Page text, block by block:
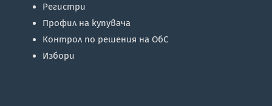
Регистри
Профил на купувача
Контрол по решения на ОбС
Избори